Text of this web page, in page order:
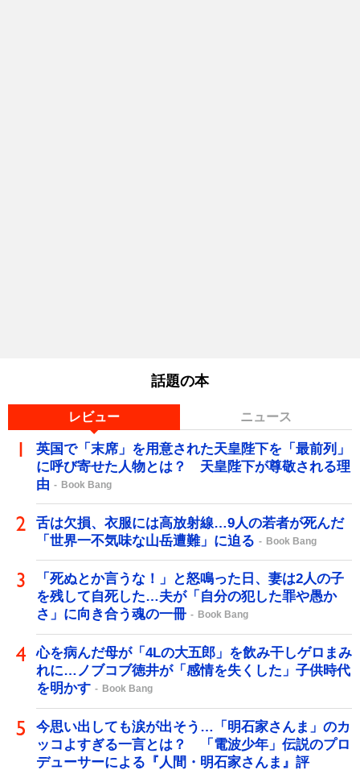
話題の本
レビュー ニュース
英国で「末席」を用意された天皇陛下を「最前列」
に呼び寄せた人物とは？ 天皇陛下が尊敬される理
由
Book Bang
舌は欠損、衣服には高放射線…9人の若者が死んだ
「世界一不気味な山岳遭難」に迫る
Book Bang
「死ぬとか言うな！」と怒鳴った日、妻は2人の子
を残して自死した…夫が「自分の犯した罪や愚か
さ」に向き合う魂の一冊
Book Bang
心を病んだ母が「4Lの大五郎」を飲み干しゲロまみ
れに…ノブコブ徳井が「感情を失くした」子供時代
を明かす
Book Bang
今思い出しても涙が出そう…「明石家さんま」のカ
ッコよすぎる一言とは？ 「電波少年」伝説のプロ
デューサーによる『人間・明石家さんま』評